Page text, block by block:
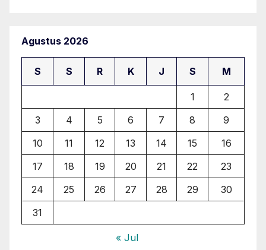
Agustus 2026
S S R K J S M
1
2
3
4 5 6 7 8
9
10
11 12 13 14 15
16
17
18 19 20 21 22
23
24
25 26 27 28 29
30
31
« Jul